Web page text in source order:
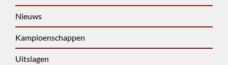
Nieuws
Kampioenschappen
Uitslagen